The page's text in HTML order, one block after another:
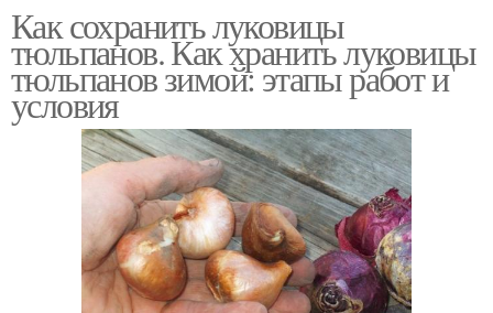
Как сохранить луковицы
тюльпанов. Как хранить луковицы
тюльпанов зимой: этапы работ и
условия